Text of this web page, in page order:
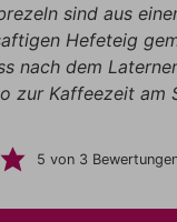
sind aus
Hefeteig
nach dem
zur Kaffeezeit am
5 von 3